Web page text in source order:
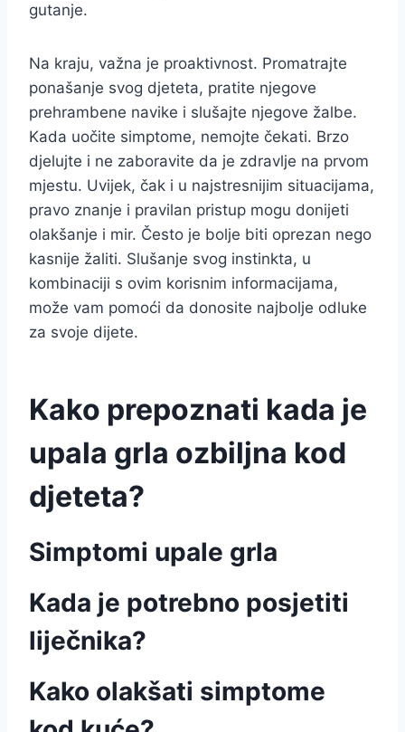
gutanje.
Na kraju, važna je proaktivnost. Promatrajte
ponašanje svog djeteta, pratite njegove
prehrambene navike i slušajte njegove žalbe.
Kada uočite simptome, nemojte čekati. Brzo
djelujte i ne zaboravite da je zdravlje na prvom
mjestu. Uvijek, čak i u najstresnijim situacijama,
pravo znanje i pravilan pristup mogu donijeti
olakšanje i mir. Često je bolje biti oprezan nego
kasnije žaliti. Slušanje svog instinkta, u
kombinaciji s ovim korisnim informacijama,
može vam pomoći da donosite najbolje odluke
za svoje dijete.
Kako prepoznati kada je
upala grla ozbiljna kod
djeteta?
Simptomi upale grla
Kada je potrebno posjetiti
liječnika?
Kako olakšati simptome